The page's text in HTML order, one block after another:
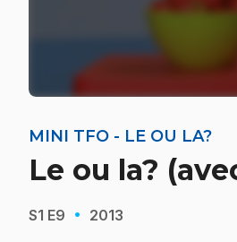
MINI TFO - LE OU LA?
Le ou la?
S1 E9 · 2013